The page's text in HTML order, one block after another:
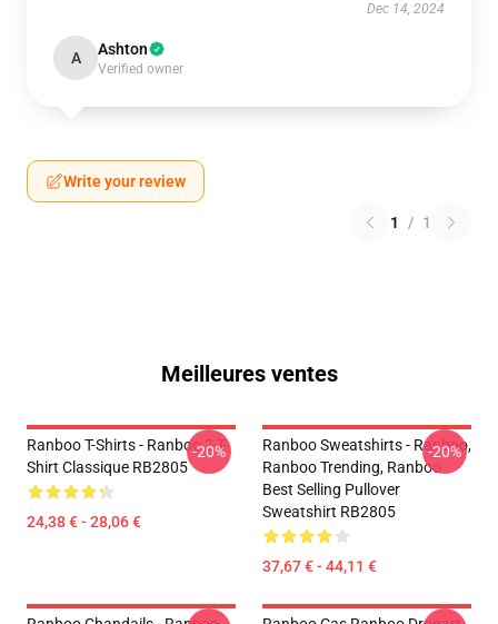
Dec 14, 2024
A Ashton
Verified owner
Write your review
1 / 1
Meilleures ventes
Ranboo T-Shirts - Ranboo 2 T-
Shirt Classique RB2805
24,38 € - 28,06 €
-20%
Ranboo Sweatshirts - Ranboo,
Ranboo Trending, Ranboo
Best Selling Pullover
Sweatshirt RB2805
37,67 € - 44,11 €
-20%